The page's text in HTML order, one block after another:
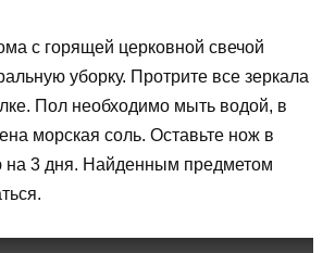
с горящей церковной свечой
уборку. Протрите все зеркала
Пол необходимо мыть водой, в
морская соль. Оставьте нож в
на 3 дня. Найденным предметом